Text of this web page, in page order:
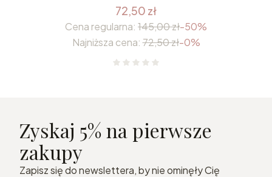
72,50 zł
Cena regularna: 145,00 zł-50%
Najniższa cena: 72,50 zł-0%
Zyskaj 5% na pierwsze
zakupy
Zapisz się do newslettera, by nie ominęły Cię